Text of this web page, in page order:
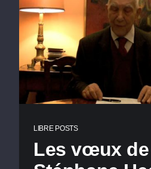
LIBRE POSTS
Les vœux de